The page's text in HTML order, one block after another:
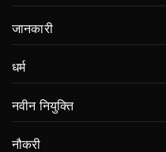
जानकारी
धर्म
नवीन नियुक्ति
नौकरी